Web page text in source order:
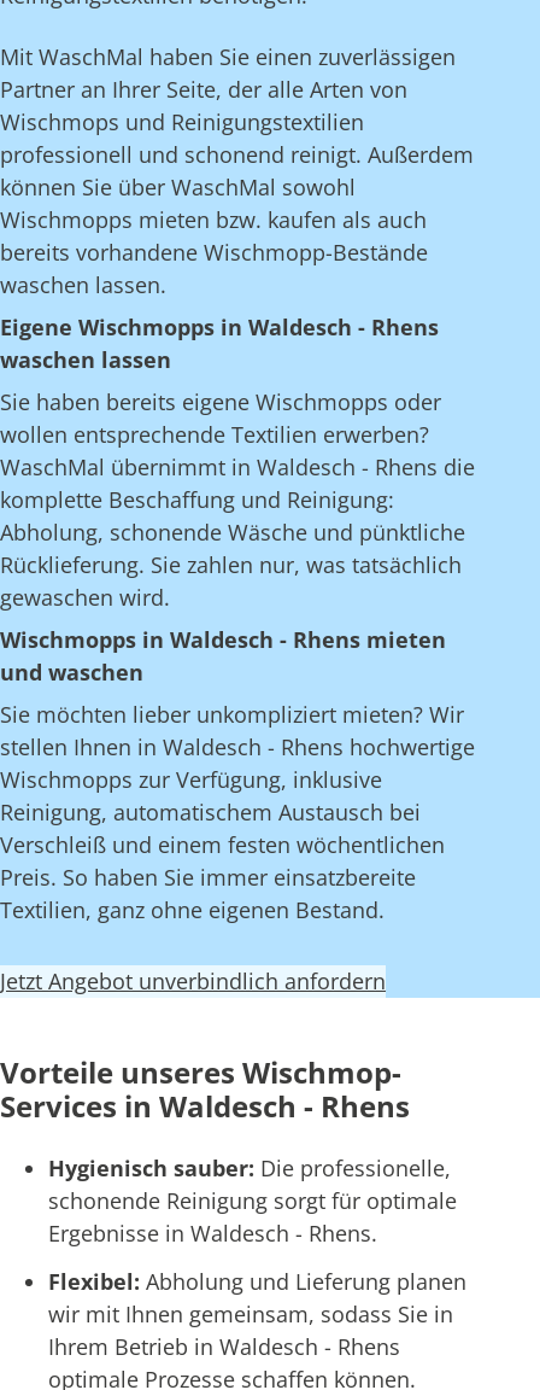
Mit WaschMal haben Sie einen zuverlässigen
Partner an Ihrer Seite, der alle Arten von
Wischmops und Reinigungstextilien
professionell und schonend reinigt. Außerdem
können Sie über WaschMal sowohl
Wischmopps mieten bzw. kaufen als auch
bereits vorhandene Wischmopp-Bestände
waschen lassen.
Eigene Wischmopps in Waldesch - Rhens
waschen lassen
Sie haben bereits eigene Wischmopps oder
wollen entsprechende Textilien erwerben?
WaschMal übernimmt in Waldesch - Rhens die
komplette Beschaffung und Reinigung:
Abholung, schonende Wäsche und pünktliche
Rücklieferung. Sie zahlen nur, was tatsächlich
gewaschen wird.
Wischmopps in Waldesch - Rhens mieten
und waschen
Sie möchten lieber unkompliziert mieten? Wir
stellen Ihnen in Waldesch - Rhens hochwertige
Wischmopps zur Verfügung, inklusive
Reinigung, automatischem Austausch bei
Verschleiß und einem festen wöchentlichen
Preis. So haben Sie immer einsatzbereite
Textilien, ganz ohne eigenen Bestand.
Jetzt Angebot unverbindlich anfordern
Vorteile unseres Wischmop-
Services in Waldesch - Rhens
Hygienisch sauber: Die professionelle,
schonende Reinigung sorgt für optimale
Ergebnisse in Waldesch - Rhens.
Flexibel: Abholung und Lieferung planen
wir mit Ihnen gemeinsam, sodass Sie in
Ihrem Betrieb in Waldesch - Rhens
optimale Prozesse schaffen können.